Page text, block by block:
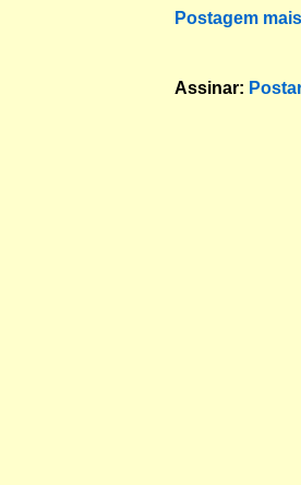
Postagem
Assinar: